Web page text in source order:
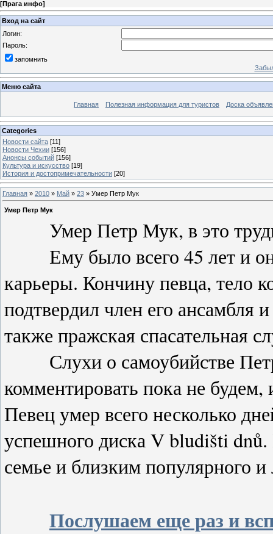
[Прага инфо]
Вход на сайт
Логин:
Пароль:
запомнить
Меню сайта
Главная Полезная информация для туристов Доска
Categories
Новости сайта [11]
Новости Чехии [156]
Анонсы событий [156]
Культура и искусство [19]
История и достопримечательности [20]
Главная » 2010 » Май » 23 » Умер Петр Мук
Умер Петр Мук
Умер Петр Мук, в это
Ему было всего 45 лет и он
карьеры. Кончину певца, тело
подтвердил член его ансамбля
также пражская спасательная
Слухи о самоубийстве
комментировать пока не
Певец умер всего несколько
успешного диска V bludišti
семье и близким популярного
Послушаем еще раз и